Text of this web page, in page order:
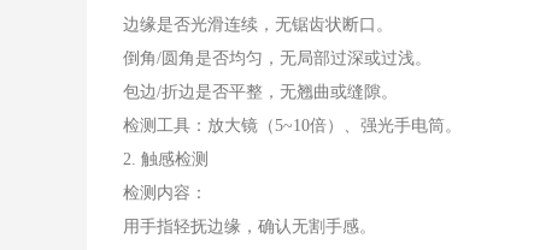
边缘是否光滑连续，无锯齿状断口。
倒角/圆角是否均匀，无局部过深或过浅。
包边/折边是否平整，无翘曲或缝隙。
检测工具：放大镜（5~10倍）、强光手电筒。
2. 触感检测
检测内容：
用手指轻抚边缘，确认无割手感。